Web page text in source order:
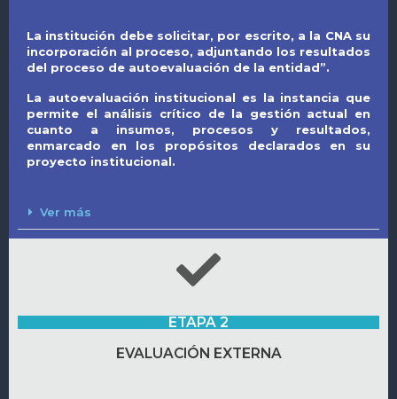
La institución debe solicitar, por escrito, a la CNA su
incorporación al proceso, adjuntando los resultados
del proceso de autoevaluación de la entidad”.
La autoevaluación institucional es la instancia que
permite el análisis crítico de la gestión actual en
cuanto a insumos, procesos y resultados,
enmarcado en los propósitos declarados en su
proyecto institucional.
Ver más
ETAPA 2
EVALUACIÓN EXTERNA